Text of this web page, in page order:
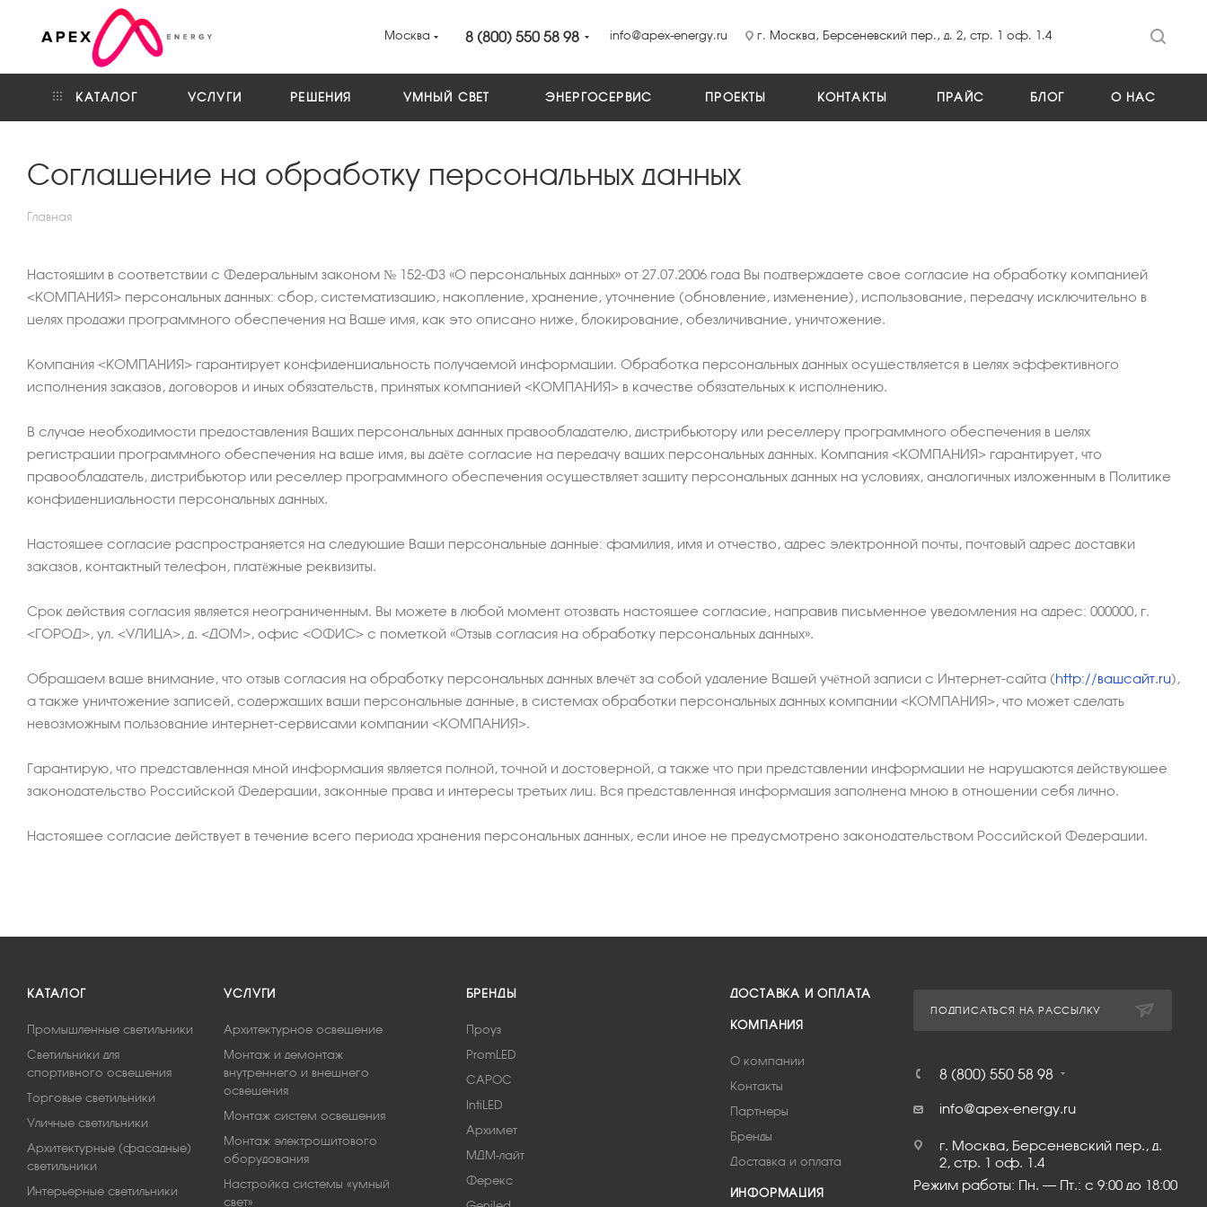
Москва 8 (800) 550 58 98 info@apex-energy.ru г. Москва, Берсеневский пер., д. 2, стр. 1 оф. 1.4
КАТАЛОГ УСЛУГИ РЕШЕНИЯ УМНЫЙ СВЕТ ЭНЕРГОСЕРВИС ПРОЕКТЫ КОНТАКТЫ ПРАЙС БЛОГ О НАС
Соглашение на обработку персональных данных
Главная
Настоящим в соответствии с Федеральным законом № 152-ФЗ «О персональных данных» от 27.07.2006 года Вы подтверждаете свое согласие на обработку компанией
<КОМПАНИЯ> персональных данных: сбор, систематизацию, накопление, хранение, уточнение (обновление, изменение), использование, передачу исключительно в
целях продажи программного обеспечения на Ваше имя, как это описано ниже, блокирование, обезличивание, уничтожение.
Компания <КОМПАНИЯ> гарантирует конфиденциальность получаемой информации. Обработка персональных данных осуществляется в целях эффективного
исполнения заказов, договоров и иных обязательств, принятых компанией <КОМПАНИЯ> в качестве обязательных к исполнению.
В случае необходимости предоставления Ваших персональных данных правообладателю, дистрибьютору или реселлеру программного обеспечения в целях
регистрации программного обеспечения на ваше имя, вы даёте согласие на передачу ваших персональных данных. Компания <КОМПАНИЯ> гарантирует, что
правообладатель, дистрибьютор или реселлер программного обеспечения осуществляет защиту персональных данных на условиях, аналогичных изложенным в Политике
конфиденциальности персональных данных.
Настоящее согласие распространяется на следующие Ваши персональные данные: фамилия, имя и отчество, адрес электронной почты, почтовый адрес доставки
заказов, контактный телефон, платёжные реквизиты.
Срок действия согласия является неограниченным. Вы можете в любой момент отозвать настоящее согласие, направив письменное уведомления на адрес: 000000, г.
<ГОРОД>, ул. <УЛИЦА>, д. <ДОМ>, офис <ОФИС> с пометкой «Отзыв согласия на обработку персональных данных».
Обращаем ваше внимание, что отзыв согласия на обработку персональных данных влечёт за собой удаление Вашей учётной записи с Интернет-сайта (http://вашсайт.ru),
а также уничтожение записей, содержащих ваши персональные данные, в системах обработки персональных данных компании <КОМПАНИЯ>, что может сделать
невозможным пользование интернет-сервисами компании <КОМПАНИЯ>.
Гарантирую, что представленная мной информация является полной, точной и достоверной, а также что при представлении информации не нарушаются действующее
законодательство Российской Федерации, законные права и интересы третьих лиц. Вся представленная информация заполнена мною в отношении себя лично.
Настоящее согласие действует в течение всего периода хранения персональных данных, если иное не предусмотрено законодательством Российской Федерации.
КАТАЛОГ
Промышленные светильники
Светильники для
спортивного освещения
Торговые светильники
Уличные светильники
Архитектурные (фасадные)
светильники
Интерьерные светильники
УСЛУГИ
Архитектурное освещение
Монтаж и демонтаж
внутреннего и внешнего
освещения
Монтаж систем освещения
Монтаж электрощитового
оборудования
Настройка системы «умный
свет»
БРЕНДЫ
Проуз
PromLED
САРОС
IntiLED
Архимет
МДМ-лайт
Ферекс
ДОСТАВКА И ОПЛАТА
КОМПАНИЯ
О компании
Контакты
Партнеры
Бренды
Доставка и оплата
ИНФОРМАЦИЯ
ПОДПИСАТЬСЯ НА РАССЫЛКУ
8 (800) 550 58 98
info@apex-energy.ru
г. Москва, Берсеневский пер., д.
2, стр. 1 оф. 1.4
Режим работы: Пн. – Пт.: с 9:00 до 18:00